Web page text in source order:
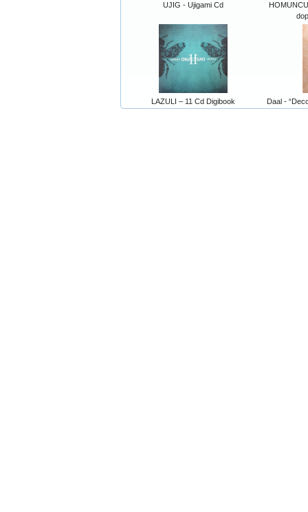
UJIG - Ujigami Cd
LAZULI – 11 Cd Digibook Daal -